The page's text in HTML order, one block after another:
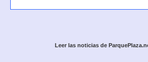
Leer las noticias de